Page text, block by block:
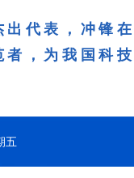
代表，冲锋
者，为我国科
五